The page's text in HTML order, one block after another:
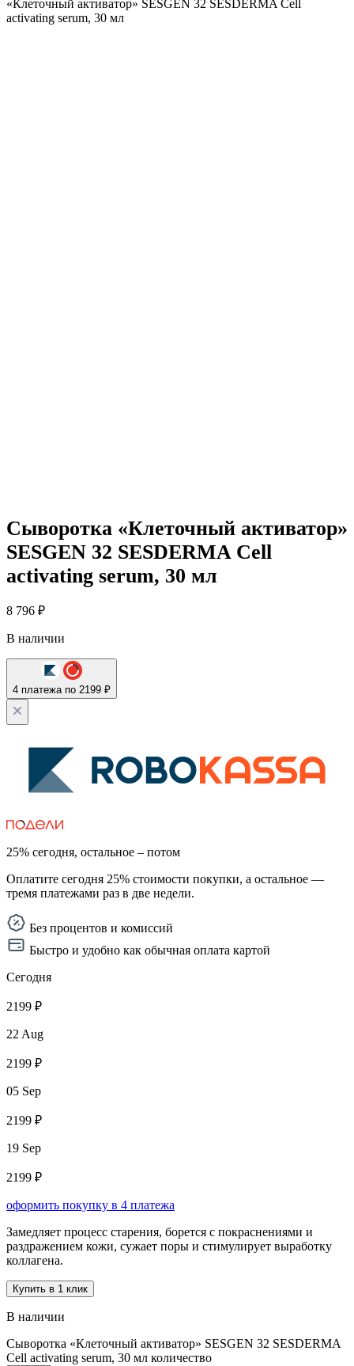
«Клеточный активатор» SESGEN 32 SESDERMA Cell
activating serum, 30 мл
Сыворотка «Клеточный активатор»
SESGEN 32 SESDERMA Cell
activating serum, 30 мл
8 796 ₽
В наличии
4 платежа по 2199 ₽
25% сегодня, остальное – потом
Оплатите сегодня 25% стоимости покупки, а остальное —
тремя платежами раз в две недели.
Без процентов и комиссий
Быстро и удобно как обычная оплата картой
Сегодня
2199 ₽
22 Aug
2199 ₽
05 Sep
2199 ₽
19 Sep
2199 ₽
оформить покупку в 4 платежа
Замедляет процесс старения, борется с покраснениями и
раздражением кожи, сужает поры и стимулирует выработку
коллагена.
Купить в 1 клик
В наличии
Сыворотка «Клеточный активатор» SESGEN 32 SESDERMA
Cell activating serum, 30 мл количество